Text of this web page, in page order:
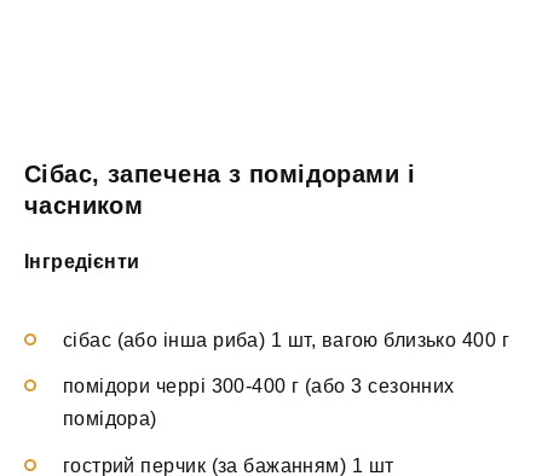
Сібас, запечена з помідорами і
часником
Інгредієнти
сібас (або інша риба) 1 шт, вагою близько 400 г
помідори черрі 300-400 г (або 3 сезонних
помідора)
гострий перчик (за бажанням) 1 шт